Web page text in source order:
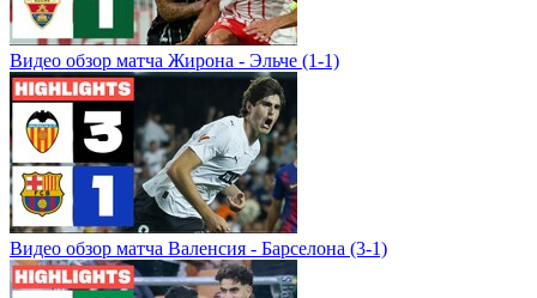
Видео обзор матча Жирона - Эльче (1-1)
Видео обзор матча Валенсия - Барселона (3-1)